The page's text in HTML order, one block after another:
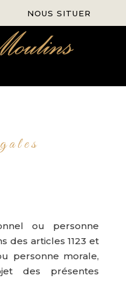
NOUS SITUER
ou personne
des articles 1123 et
personne morale,
des présentes